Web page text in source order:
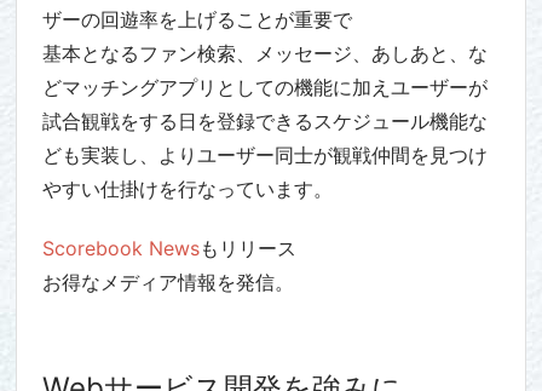
ザーの回遊率を上げることが重要で
基本となるファン検索、メッセージ、あしあと、な
どマッチングアプリとしての機能に加えユーザーが
試合観戦をする日を登録できるスケジュール機能な
ども実装し、よりユーザー同士が観戦仲間を見つけ
やすい仕掛けを行なっています。
Scorebook Newsもリリース
お得なメディア情報を発信。